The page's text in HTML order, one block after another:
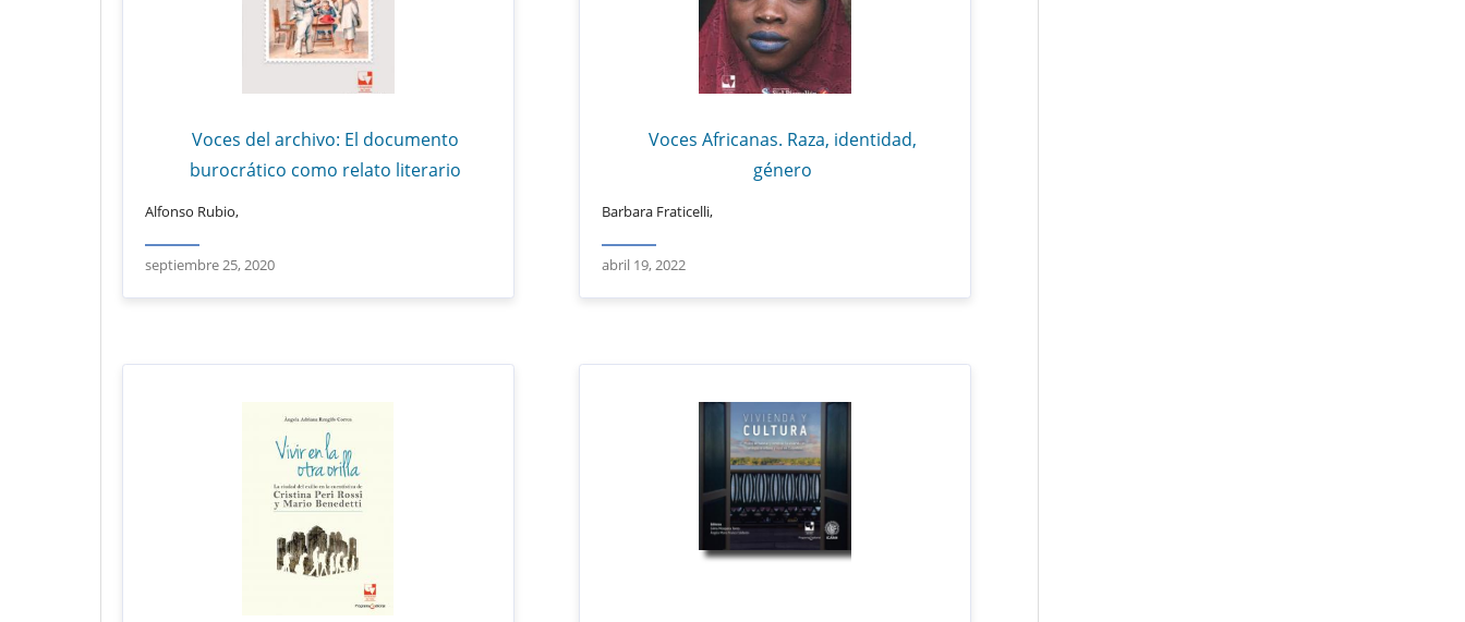
Voces del archivo: El documento
burocrático como relato literario
Alfonso Rubio,
septiembre 25, 2020
Voces Africanas. Raza, identidad,
género
Barbara Fraticelli,
abril 19, 2022